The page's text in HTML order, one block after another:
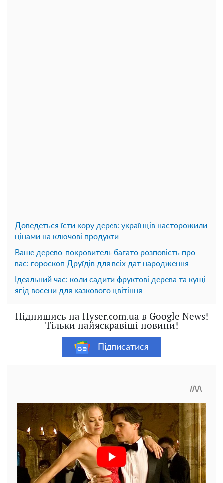
Доведеться їсти кору дерев: українців насторожили
цінами на ключові продукти
Ваше дерево-покровитель багато розповість про
вас: гороскоп Друїдів для всіх дат народження
Ідеальний час: коли садити фруктові дерева та кущі
ягід восени для казкового цвітіння
Підпишись на Hyser.com.ua в Google News!
Тільки найяскравіші новини!
Підписатися